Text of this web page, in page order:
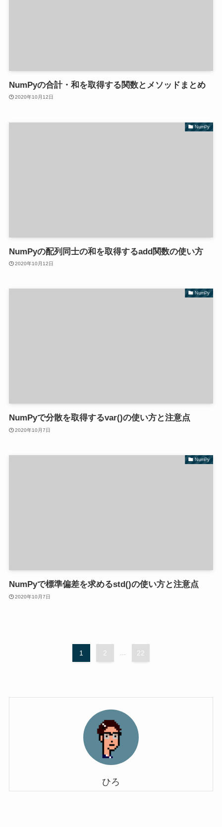
NumPyの合計・和を取得する関数とメソッドまとめ
2020年10月12日
NumPy
NumPyの配列同士の和を取得するadd関数の使い方
2020年10月12日
NumPy
NumPyで分散を取得するvar()の使い方と注意点
2020年10月7日
NumPy
NumPyで標準偏差を求めるstd()の使い方と注意点
2020年10月7日
1 2 ... 22
ひろ